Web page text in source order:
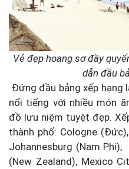
Vẻ đẹp hoang sơ đầy
dẫn đầu
Đứng đầu bảng xếp hạng
nổi tiếng với nhiều món
đồ lưu niệm tuyệt đẹp.
thành phố: Cologne
Johannesburg (Nam Phi),
(New Zealand), Mexico